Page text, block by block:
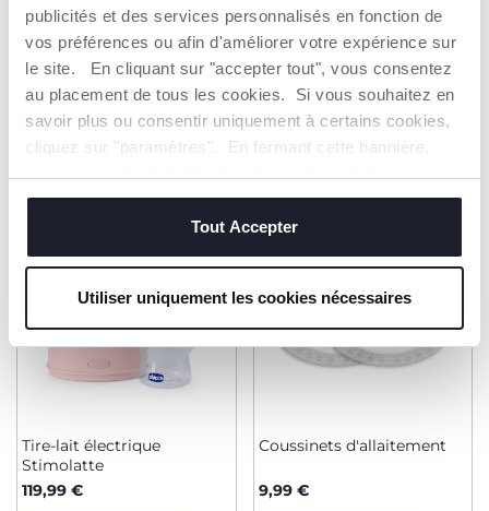
publicités et des services personnalisés en fonction de
vos préférences ou afin d'améliorer votre expérience sur
le site. En cliquant sur "accepter tout", vous consentez
au placement de tous les cookies. Si vous souhaitez en
savoir plus ou consentir uniquement à certains cookies,
cliquez sur "paramètres". En fermant cette bannière,
techniques, qui sont essentiels au service demandé.
Tout Accepter
Utiliser uniquement les cookies nécessaires
PRODUITS POUVANT VOUS
INTÉRESSER
2=3
Tire-lait électrique
Stimolatte
119,99 €
2=3 NOUVEAUTÉ
Coussinets d'allaitement
9,99 €